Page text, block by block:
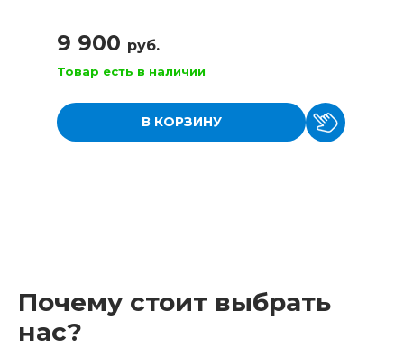
9 900 руб.
Товар есть в наличии
В КОРЗИНУ
Почему стоит выбрать
нас?